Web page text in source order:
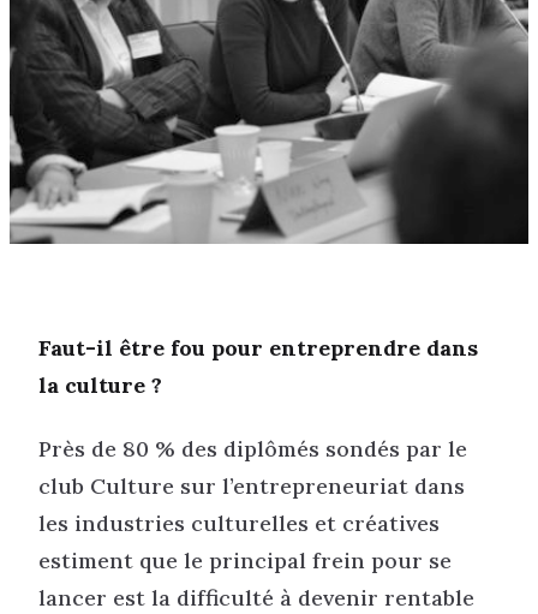
Faut-il être fou pour entreprendre dans
la culture ?
Près de 80 % des diplômés sondés par le
club Culture sur l’entrepreneuriat dans
les industries culturelles et créatives
estiment que le principal frein pour se
lancer est la difficulté à devenir rentable